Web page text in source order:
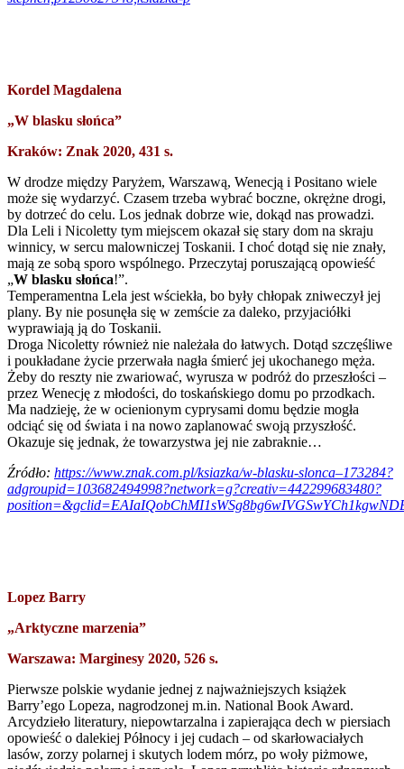
Kordel Magdalena
„W blasku słońca”
Kraków: Znak 2020, 431 s.
W drodze między Paryżem, Warszawą, Wenecją i Positano wiele
może się wydarzyć. Czasem trzeba wybrać boczne, okrężne drogi,
by dotrzeć do celu. Los jednak dobrze wie, dokąd nas prowadzi.
Dla Leli i Nicoletty tym miejscem okazał się stary dom na skraju
winnicy, w sercu malowniczej Toskanii. I choć dotąd się nie znały,
mają ze sobą sporo wspólnego. Przeczytaj poruszającą opowieść
„W blasku słońca!”.
Temperamentna Lela jest wściekła, bo były chłopak zniweczył jej
plany. By nie posunęła się w zemście za daleko, przyjaciółki
wyprawiają ją do Toskanii.
Droga Nicoletty również nie należała do łatwych. Dotąd szczęśliwe
i poukładane życie przerwała nagła śmierć jej ukochanego męża.
Żeby do reszty nie zwariować, wyrusza w podróż do przeszłości –
przez Wenecję z młodości, do toskańskiego domu po przodkach.
Ma nadzieję, że w ocienionym cyprysami domu będzie mogła
odciąć się od świata i na nowo zaplanować swoją przyszłość.
Okazuje się jednak, że towarzystwa jej nie zabraknie…
Źródło: https://www.znak.com.pl/ksiazka/w-blasku-slonca–173284?
adgroupid=103682494998?network=g?creativ=442299683480?
Lopez Barry
„Arktyczne marzenia”
Warszawa: Marginesy 2020, 526 s.
Pierwsze polskie wydanie jednej z najważniejszych książek
Barry’ego Lopeza, nagrodzonej m.in. National Book Award.
Arcydzieło literatury, niepowtarzalna i zapierająca dech w piersiach
opowieść o dalekiej Północy i jej cudach – od skarłowaciałych
lasów, zorzy polarnej i skutych lodem mórz, po woły piżmowe,